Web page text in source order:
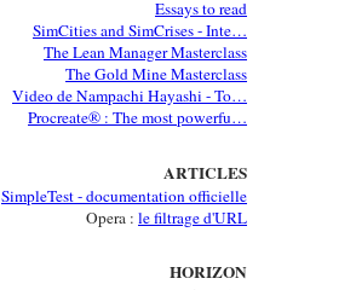
Essays to read
SimCities and SimCrises - Inte…
The Lean Manager Masterclass
The Gold Mine Masterclass
Video de Nampachi Hayashi - To…
Procreate® : The most powerfu…
ARTICLES
SimpleTest - documentation officielle
Opera : le filtrage d'URL
HORIZON